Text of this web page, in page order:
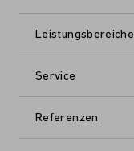
Leistungsbereiche
Service
Referenzen